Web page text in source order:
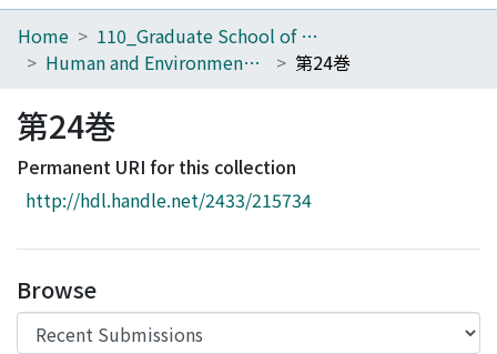
Home
Browse
Download Ranking
Access Statistics
Home
110_Graduate School of Human and Environmental Studies
Human and Environmental Studies
第24巻
第24巻
Permanent URI for this collection
http://hdl.handle.net/2433/215734
Browse